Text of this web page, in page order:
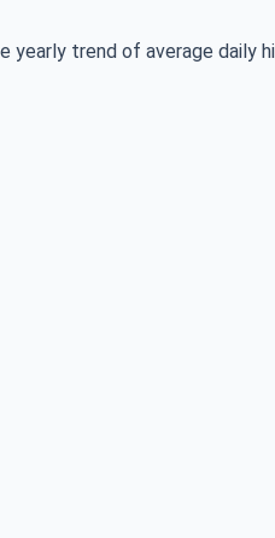
yearly trend of average daily